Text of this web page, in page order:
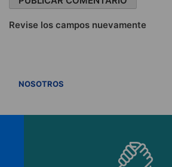
Revise los campos nuevamente
NOSOTROS